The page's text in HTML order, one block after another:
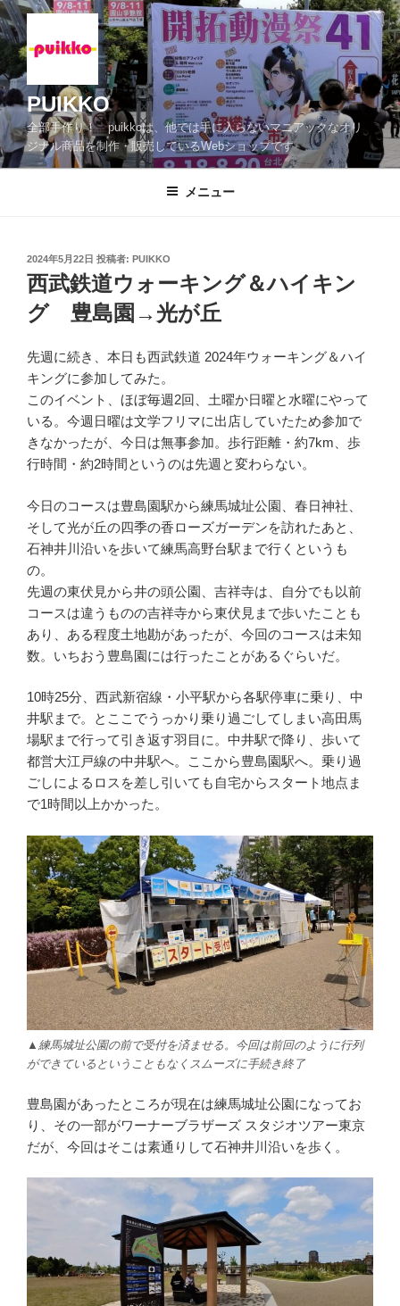
コ
ン
テ
ン
ツ
へ
ス
キ
PUIKKO
全部手作り！ puikkoは、他では手に入らないマニアックなオリ
ジナル商品を制作・販売しているWebショップです
メニュー
投
稿
日:
2024年5月22日 投稿者: PUIKKO
西武鉄道ウォーキング＆ハイキン
グ 豊島園→光が丘
先週に続き、本日も西武鉄道 2024年ウォーキング＆ハイ
キングに参加してみた。
このイベント、ほぼ毎週2回、土曜か日曜と水曜にやって
いる。今週日曜は文学フリマに出店していたため参加で
きなかったが、今日は無事参加。歩行距離・約7km、歩
行時間・約2時間というのは先週と変わらない。
今日のコースは豊島園駅から練馬城址公園、春日神社、
そして光が丘の四季の香ローズガーデンを訪れたあと、
石神井川沿いを歩いて練馬高野台駅まで行くというも
の。
先週の東伏見から井の頭公園、吉祥寺は、自分でも以前
コースは違うものの吉祥寺から東伏見まで歩いたことも
あり、ある程度土地勘があったが、今回のコースは未知
数。いちおう豊島園には行ったことがあるぐらいだ。
10時25分、西武新宿線・小平駅から各駅停車に乗り、中
井駅まで。とここでうっかり乗り過ごしてしまい高田馬
場駅まで行って引き返す羽目に。中井駅で降り、歩いて
都営大江戸線の中井駅へ。ここから豊島園駅へ。乗り過
ごしによるロスを差し引いても自宅からスタート地点ま
で1時間以上かかった。
▲練馬城址公園の前で受付を済ませる。今回は前回のように行列
ができているということもなくスムーズに手続き終了
豊島園があったところが現在は練馬城址公園になってお
り、その一部がワーナーブラザーズ スタジオツアー東京
だが、今回はそこは素通りして石神井川沿いを歩く。